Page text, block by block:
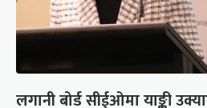
लगानी बोर्ड सीईओमा याङ्की